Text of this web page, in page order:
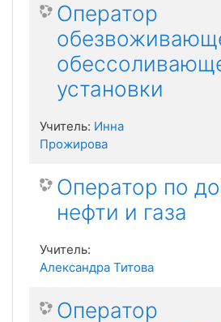
Оператор
установки
Учитель: Инна
Прожирова
Оператор по
нефти и газа
Учитель:
Александра Титова
Оператор